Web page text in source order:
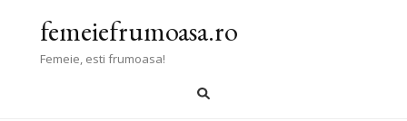
femeiefrumoasa.ro
Femeie, esti frumoasa!